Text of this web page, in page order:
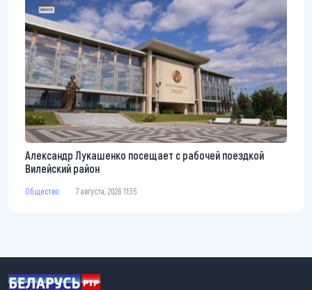
Александр Лукашенко посещает с рабочей поездкой
Вилейский район
Общество 7 августа, 2026 11:35